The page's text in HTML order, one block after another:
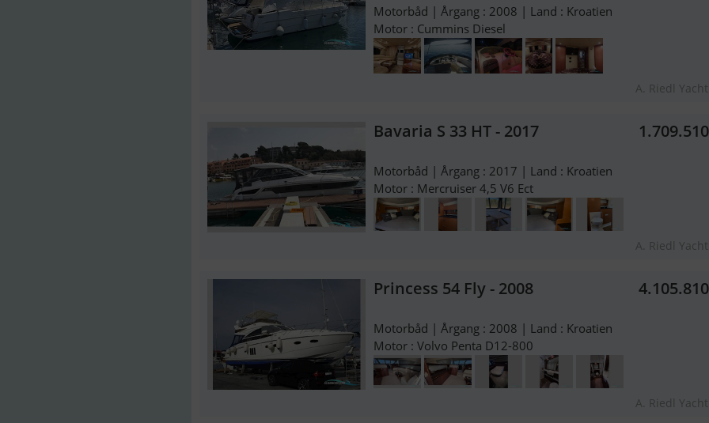
Motorbåd | Årgang : 2008 | Land : Kroatien
Motor : Cummins Diesel
A. Riedl
Bavaria S 33 HT - 2017
Motorbåd | Årgang : 2017 | Land : Kroatien
Motor : Mercruiser 4,5 V6 Ect
A. Riedl
Princess 54 Fly - 2008
Motorbåd | Årgang : 2008 | Land : Kroatien
Motor : Volvo Penta D12-800
A. Riedl